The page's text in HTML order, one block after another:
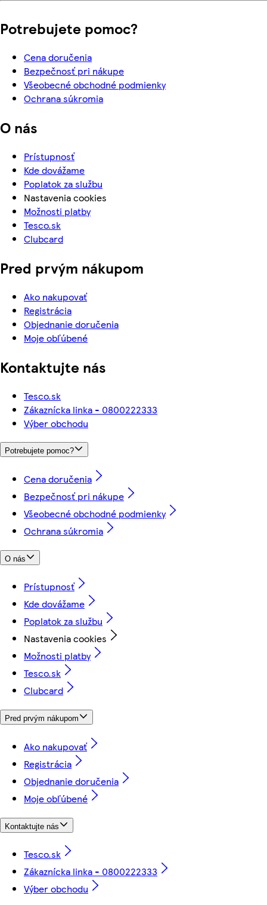
Potrebujete pomoc?
Cena doručenia
Bezpečnosť pri nákupe
Všeobecné obchodné podmienky
Ochrana súkromia
O nás
Prístupnosť
Kde dovážame
Poplatok za službu
Nastavenia cookies
Možnosti platby
Tesco.sk
Clubcard
Pred prvým nákupom
Ako nakupovať
Registrácia
Objednanie doručenia
Moje obľúbené
Kontaktujte nás
Tesco.sk
Zákaznícka linka - 0800222333
Výber obchodu
Potrebujete pomoc?
Cena doručenia
Bezpečnosť pri nákupe
Všeobecné obchodné podmienky
Ochrana súkromia
O nás
Prístupnosť
Kde dovážame
Poplatok za službu
Nastavenia cookies
Možnosti platby
Tesco.sk
Clubcard
Pred prvým nákupom
Ako nakupovať
Registrácia
Objednanie doručenia
Moje obľúbené
Kontaktujte nás
Tesco.sk
Zákaznícka linka - 0800222333
Výber obchodu